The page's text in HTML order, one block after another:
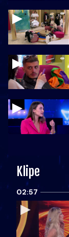
Klipe
02:57